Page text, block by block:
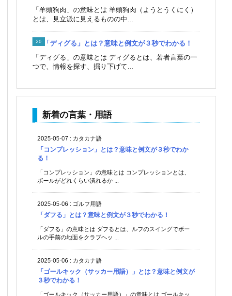
「羊頭狗肉」の意味とは 羊頭狗肉（ようとうくにく）
とは、見立派に見えるものの中...
「ディグる」とは？意味と例文が３秒でわかる！
「ディグる」の意味とは ディグるとは、若者言葉の一
つで、情報を探す、掘り下げて...
新着の言葉・用語
2025-05-07 : カタカナ語
「コンプレッション」とは？意味と例文が３秒でわか
る！
「コンプレッション」の意味とは コンプレッションとは、
ボールがどれくらい潰れるか ...
2025-05-06 : ゴルフ用語
「ダフる」とは？意味と例文が３秒でわかる！
「ダフる」の意味とは ダフるとは、ルフのスイングでボー
ルの手前の地面をクラブヘッ ...
2025-05-06 : カタカナ語
「ゴールキック（サッカー用語）」とは？意味と例文が
３秒でわかる！
「ゴールキック（サッカー用語）」の意味とは ゴールキッ